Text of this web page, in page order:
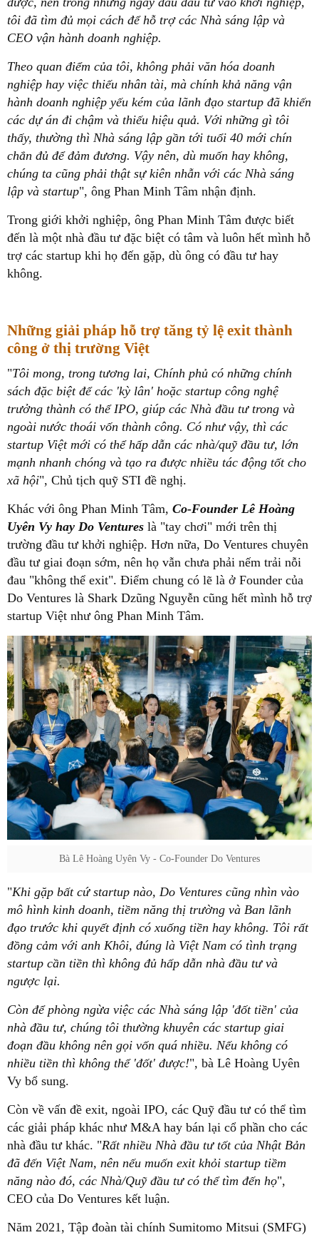
tôi đã tìm đủ mọi cách để hỗ trợ các Nhà sáng lập và
CEO vận hành doanh nghiệp.
Theo quan điểm của tôi, không phải văn hóa doanh
nghiệp hay việc thiếu nhân tài, mà chính khả năng vận
hành doanh nghiệp yếu kém của lãnh đạo startup đã khiến
các dự án đi chậm và thiếu hiệu quả. Với những gì tôi
thấy, thường thì Nhà sáng lập gần tới tuổi 40 mới chín
chắn đủ để đảm đương. Vậy nên, dù muốn hay không,
chúng ta cũng phải thật sự kiên nhẫn với các Nhà sáng
lập và startup", ông Phan Minh Tâm nhận định.
Trong giới khởi nghiệp, ông Phan Minh Tâm được biết
đến là một nhà đầu tư đặc biệt có tâm và luôn hết mình hỗ
trợ các startup khi họ đến gặp, dù ông có đầu tư hay
không.
Những giải pháp hỗ trợ tăng tỷ lệ exit thành
công ở thị trường Việt
"Tôi mong, trong tương lai, Chính phủ có những chính
sách đặc biệt để các 'kỳ lân' hoặc startup công nghệ
trưởng thành có thể IPO, giúp các Nhà đầu tư trong và
ngoài nước thoái vốn thành công. Có như vậy, thì các
startup Việt mới có thể hấp dẫn các nhà/quỹ đầu tư, lớn
mạnh nhanh chóng và tạo ra được nhiều tác động tốt cho
xã hội", Chủ tịch quỹ STI đề nghị.
Khác với ông Phan Minh Tâm, Co-Founder Lê Hoàng
Uyên Vy hay Do Ventures là "tay chơi" mới trên thị
trường đầu tư khởi nghiệp. Hơn nữa, Do Ventures chuyên
đầu tư giai đoạn sớm, nên họ vẫn chưa phải nếm trải nỗi
đau "không thể exit". Điểm chung có lẽ là ở Founder của
Do Ventures là Shark Dzũng Nguyễn cũng hết mình hỗ trợ
startup Việt như ông Phan Minh Tâm.
Bà Lê Hoàng Uyên Vy - Co-Founder Do Ventures
"Khi gặp bất cứ startup nào, Do Ventures cũng nhìn vào
mô hình kinh doanh, tiềm năng thị trường và Ban lãnh
đạo trước khi quyết định có xuống tiền hay không. Tôi rất
đồng cảm với anh Khôi, đúng là Việt Nam có tình trạng
startup cần tiền thì không đủ hấp dẫn nhà đầu tư và
ngược lại.
Còn để phòng ngừa việc các Nhà sáng lập 'đốt tiền' của
nhà đầu tư, chúng tôi thường khuyên các startup giai
đoạn đầu không nên gọi vốn quá nhiều. Nếu không có
nhiều tiền thì không thể 'đốt' được!", bà Lê Hoàng Uyên
Vy bổ sung.
Còn về vấn đề exit, ngoài IPO, các Quỹ đầu tư có thể tìm
các giải pháp khác như M&A hay bán lại cổ phần cho các
nhà đầu tư khác. "Rất nhiều Nhà đầu tư tốt của Nhật Bản
đã đến Việt Nam, nên nếu muốn exit khỏi startup tiềm
năng nào đó, các Nhà/Quỹ đầu tư có thể tìm đến họ",
CEO của Do Ventures kết luận.
Năm 2021, Tập đoàn tài chính Sumitomo Mitsui (SMFG)